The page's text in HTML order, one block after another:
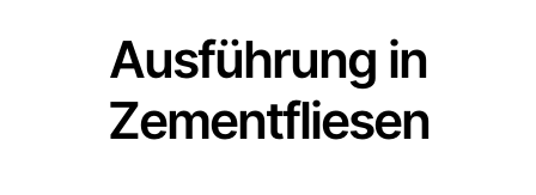
Ausführung in
Zementfliesen